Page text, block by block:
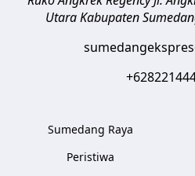
Utara Kabupaten
Sumedang Raya
Peristiwa